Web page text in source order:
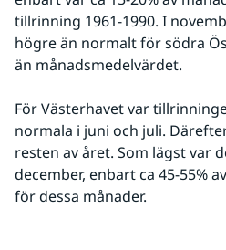
tillrinning 1961-1990. I
högre än normalt för södra
än månadsmedelvärdet.
För Västerhavet var
normala i juni och juli.
resten av året. Som lägst var
december, enbart ca 45-55%
för dessa månader.